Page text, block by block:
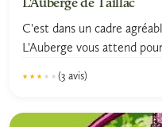
L'Auberge de Taillac
C'est dans un cadre
L'Auberge vous attend
★★★★★
★★★★★ (3 avis)